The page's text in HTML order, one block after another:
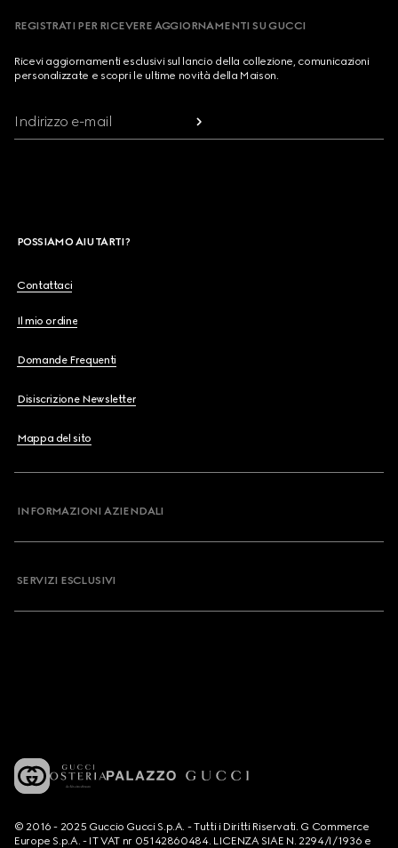
REGISTRATI PER RICEVERE AGGIORNAMENTI SU GUCCI
Ricevi aggiornamenti esclusivi sul lancio della collezione, comunicazioni
personalizzate e scopri le ultime novità della Maison.
Indirizzo e-mail
POSSIAMO AIUTARTI?
Contattaci
Il mio ordine
Domande Frequenti
Disiscrizione Newsletter
Mappa del sito
INFORMAZIONI AZIENDALI
SERVIZI ESCLUSIVI
© 2016 - 2025 Guccio Gucci S.p.A. - Tutti i Diritti Riservati. G Commerce
Europe S.p.A. - IT VAT nr 05142860484. LICENZA SIAE N. 2294/I/1936 e